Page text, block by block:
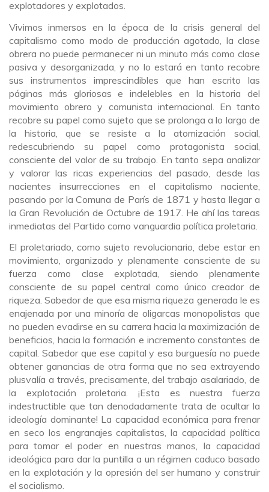
explotadores y explotados.
Vivimos inmersos en la época de la crisis general del
capitalismo como modo de producción agotado, la clase
obrera no puede permanecer ni un minuto más como clase
pasiva y desorganizada, y no lo estará en tanto recobre
sus instrumentos imprescindibles que han escrito las
páginas más gloriosas e indelebles en la historia del
movimiento obrero y comunista internacional. En tanto
recobre su papel como sujeto que se prolonga a lo largo de
la historia, que se resiste a la atomización social,
redescubriendo su papel como protagonista social,
consciente del valor de su trabajo. En tanto sepa analizar
y valorar las ricas experiencias del pasado, desde las
nacientes insurrecciones en el capitalismo naciente,
pasando por la Comuna de París de 1871 y hasta llegar a
la Gran Revolución de Octubre de 1917. He ahí las tareas
inmediatas del Partido como vanguardia política proletaria.
El proletariado, como sujeto revolucionario, debe estar en
movimiento, organizado y plenamente consciente de su
fuerza como clase explotada, siendo plenamente
consciente de su papel central como único creador de
riqueza. Sabedor de que esa misma riqueza generada le es
enajenada por una minoría de oligarcas monopolistas que
no pueden evadirse en su carrera hacia la maximización de
beneficios, hacia la formación e incremento constantes de
capital. Sabedor que ese capital y esa burguesía no puede
obtener ganancias de otra forma que no sea extrayendo
plusvalía a través, precisamente, del trabajo asalariado, de
la explotación proletaria. ¡Esta es nuestra fuerza
indestructible que tan denodadamente trata de ocultar la
ideología dominante! La capacidad económica para frenar
en seco los engranajes capitalistas, la capacidad política
para tomar el poder en nuestras manos, la capacidad
ideológica para dar la puntilla a un régimen caduco basado
en la explotación y la opresión del ser humano y construir
el socialismo.